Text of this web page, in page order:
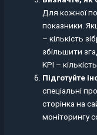
Для кожної
показники.
– кількість
збільшити
KPI –
Підготуйте
спеціальні
сторінка на
моніторингу